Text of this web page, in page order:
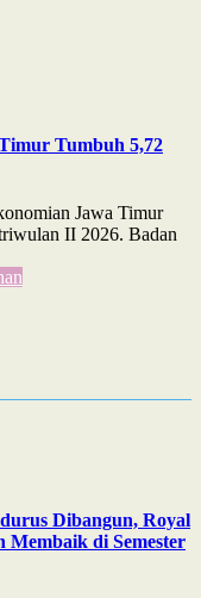
Tumbuh 5,72
Jawa Timur
II 2026. Badan
Dibangun, Royal
Membaik di Semester